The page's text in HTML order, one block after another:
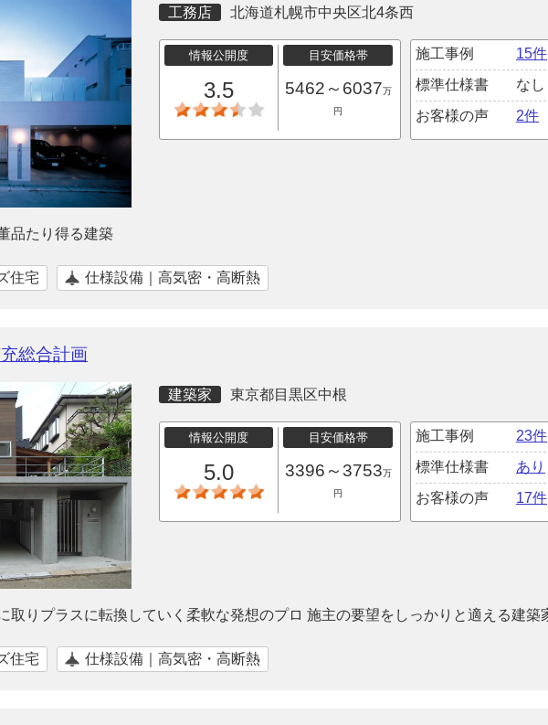
工務店 北海道札幌市中央区北4条西
情報公開度
3.5
目安価格帯
5462～6037万
円
施工事例
15件
標準仕様書
なし
お客様の声
2件
品たり得る建築
住宅 仕様設備｜高気密・高断熱
総合計画
建築家 東京都目黒区中根
情報公開度
5.0
目安価格帯
3396～3753万
円
施工事例
23件
標準仕様書
あり
お客様の声
17件
取りプラスに転換していく柔軟な発想のプロ 施主の要望をしっかりと適える建築
住宅 仕様設備｜高気密・高断熱